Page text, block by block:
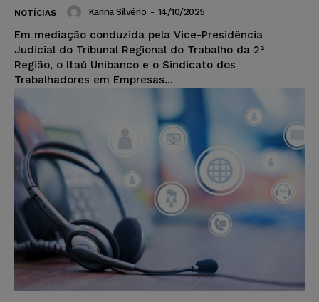
NOTÍCIAS Karina Silvério - 14/10/2025
Em mediação conduzida pela Vice-Presidência
Judicial do Tribunal Regional do Trabalho da 2ª
Região, o Itaú Unibanco e o Sindicato dos
Trabalhadores em Empresas...